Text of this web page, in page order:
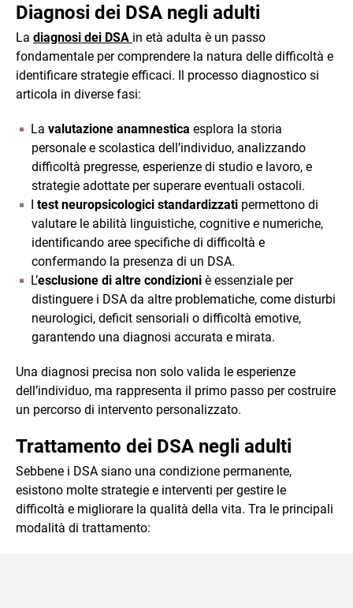
Diagnosi dei DSA negli adulti
La diagnosi dei DSA in età adulta è un passo
fondamentale per comprendere la natura delle difficoltà e
identificare strategie efficaci. Il processo diagnostico si
articola in diverse fasi:
La valutazione anamnestica esplora la storia
personale e scolastica dell’individuo, analizzando
difficoltà pregresse, esperienze di studio e lavoro, e
strategie adottate per superare eventuali ostacoli.
I test neuropsicologici standardizzati permettono di
valutare le abilità linguistiche, cognitive e numeriche,
identificando aree specifiche di difficoltà e
confermando la presenza di un DSA.
L’esclusione di altre condizioni è essenziale per
distinguere i DSA da altre problematiche, come disturbi
neurologici, deficit sensoriali o difficoltà emotive,
garantendo una diagnosi accurata e mirata.
Una diagnosi precisa non solo valida le esperienze
dell’individuo, ma rappresenta il primo passo per costruire
un percorso di intervento personalizzato.
Trattamento dei DSA negli adulti
Sebbene i DSA siano una condizione permanente,
esistono molte strategie e interventi per gestire le
difficoltà e migliorare la qualità della vita. Tra le principali
modalità di trattamento: